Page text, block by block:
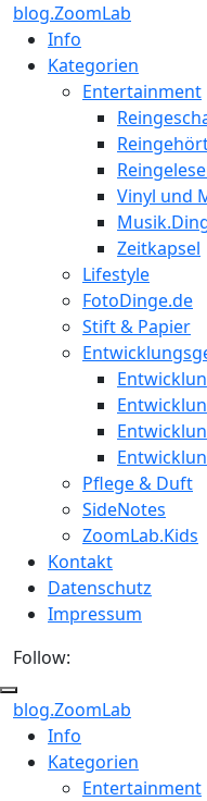
blog.ZoomLab
Info
Kategorien
Entertainment
Vinyl und
Zeitkapsel
Lifestyle
FotoDinge.de
Stift & Papier
Pflege & Duft
SideNotes
ZoomLab.Kids
Kontakt
Datenschutz
Impressum
Follow:
blog.ZoomLab
ZoomLab
//
Info
Kategorien
Entertainment